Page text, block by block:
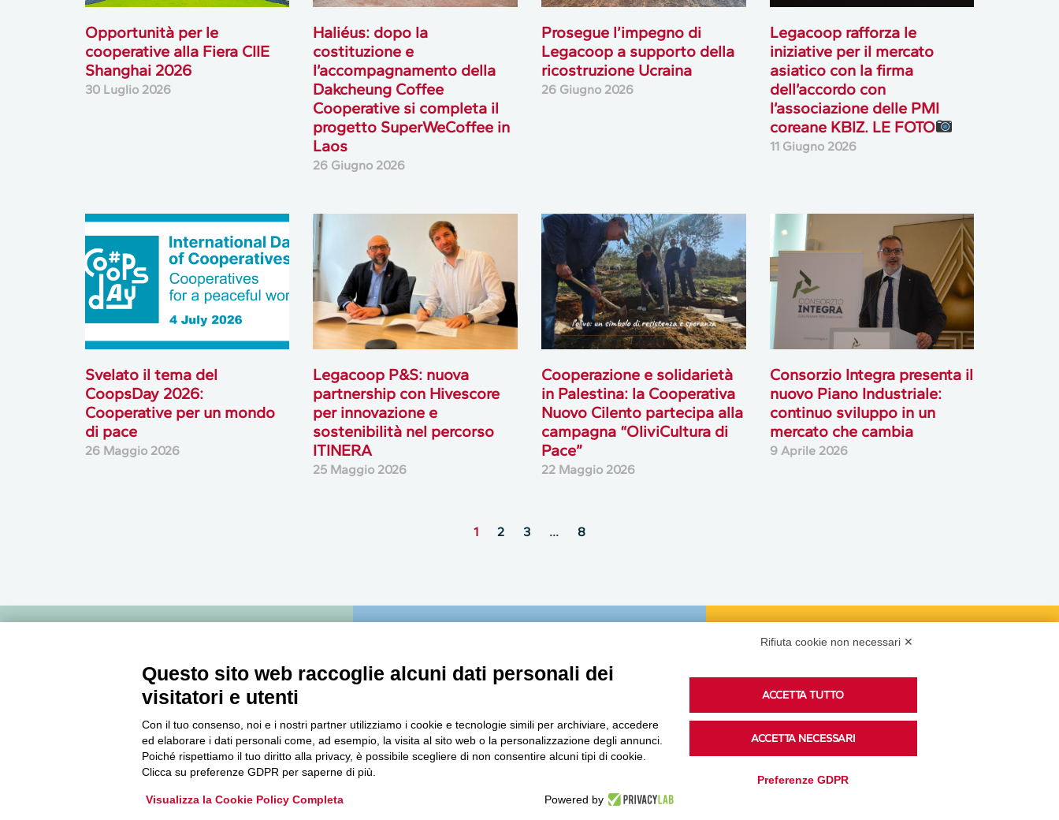
Opportunità per le
cooperative alla Fiera CIIE
Shanghai 2026
30 Luglio 2026
Haliéus: dopo la
costituzione e
l’accompagnamento della
Dakcheung Coffee
Cooperative si completa il
progetto SuperWeCoffee in
Laos
26 Giugno 2026
Prosegue l’impegno di
Legacoop a supporto della
ricostruzione Ucraina
26 Giugno 2026
Legacoop rafforza le
iniziative per il mercato
asiatico con la firma
dell’accordo con
l’associazione delle PMI
coreane KBIZ. LE FOTO
11 Giugno 2026
Svelato il tema del
CoopsDay 2026:
Cooperative per un mondo
di pace
26 Maggio 2026
Legacoop P&S: nuova
partnership con Hivescore
per innovazione e
sostenibilità nel percorso
ITINERA
25 Maggio 2026
Cooperazione e solidarietà
in Palestina: la Cooperativa
Nuovo Cilento partecipa alla
campagna “OliviCultura di
Pace”
22 Maggio 2026
Consorzio Integra presenta il
nuovo Piano Industriale:
continuo sviluppo in un
mercato che cambia
9 Aprile 2026
1 2 3 … 8
Newsletter
Accedi o iscriviti alla nostra Newsletter Legacoop
Informazioni per restare sempre aggiornati sul
mondo della cooperazione.
MultiMedia
Guarda i nostri video, storie e webinar.
Podcast
su Spreaker.
Rifiuta cookie non necessari ✕
Questo sito web raccoglie alcuni dati personali dei
visitatori e utenti
Con il tuo consenso, noi e i nostri partner utilizziamo i cookie e tecnologie simili per archiviare, accedere
ed elaborare i dati personali come, ad esempio, la visita al sito web o la personalizzazione degli annunci.
Poiché rispettiamo il tuo diritto alla privacy, è possibile scegliere di non consentire alcuni tipi di cookie.
Clicca su preferenze GDPR per saperne di più.
Visualizza la Cookie Policy Completa Powered by
ACCETTA TUTTO
ACCETTA NECESSARI
Preferenze GDPR